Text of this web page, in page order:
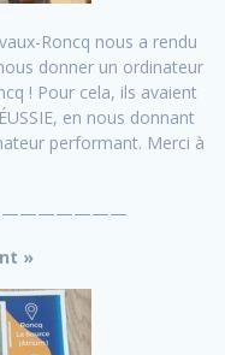
Roncq nous a rendu
donner un ordinateur
! Pour cela, ils avaient
en nous donnant
performant. Merci à
»